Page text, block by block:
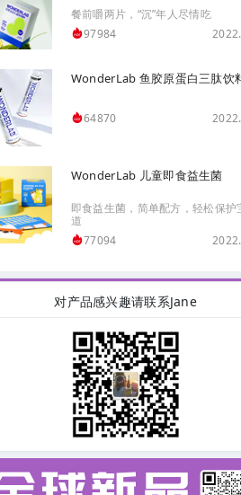
餐前嚼两片，“沉”年人尽情吃
97984
WonderLab 鱼胶原蛋白三肽饮
64870
WonderLab 儿童即食益生菌
即食益生菌，简单配方，轻松保护
道
77094
对产品感兴趣请联系Jane